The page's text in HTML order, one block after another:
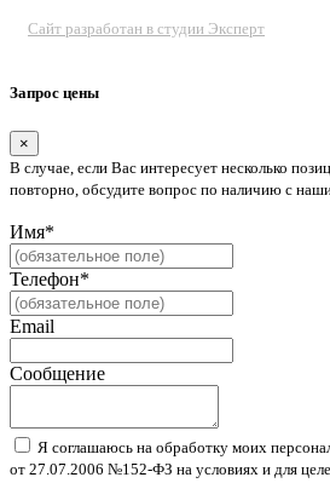
Сайт разработан в студии Эксперт
Запрос цены
×
В случае, если Вас интересует несколько
повторно, обсудите вопрос по наличию с
Имя*
Телефон*
Email
Сообщение
Я соглашаюсь на обработку моих
от 27.07.2006 №152-ФЗ на условиях и для